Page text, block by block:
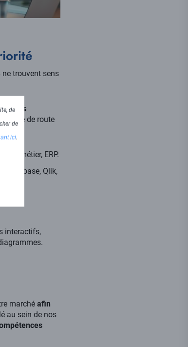
ne trouvent sens
nos
feuille de route
métier, ERP.
Metabase, Qlik,
interactifs,
marché afin
au sein de nos
de
de
ici.